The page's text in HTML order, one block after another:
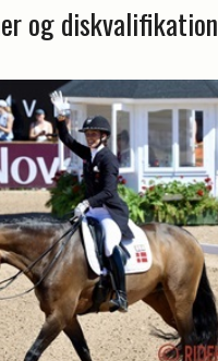
og diskvalifikation